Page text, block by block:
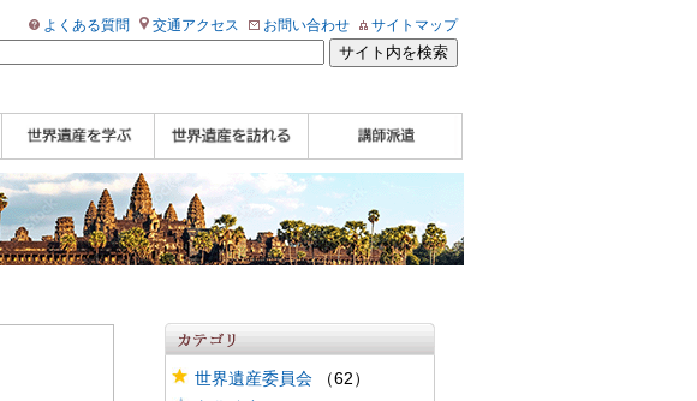
よくある質問 交通アクセス お問い合わせ サイトマップ
研究員ブログ
マイスターのささや
き
WHAフォトギャラリ
ー
世界遺産応援ブログ
世界遺産検定公式
HP
学習アシスト動画
世界遺産ナビ
【pamon】
WHA認定講師について
WHA認定講師 紹介
動画
WHA認定講師 紹介
記事（会報誌）
自治体・民間団体関
係者の方へ
企業関係者の方へ
学校・教育関係者の
方へ
世界遺産委員会（62）